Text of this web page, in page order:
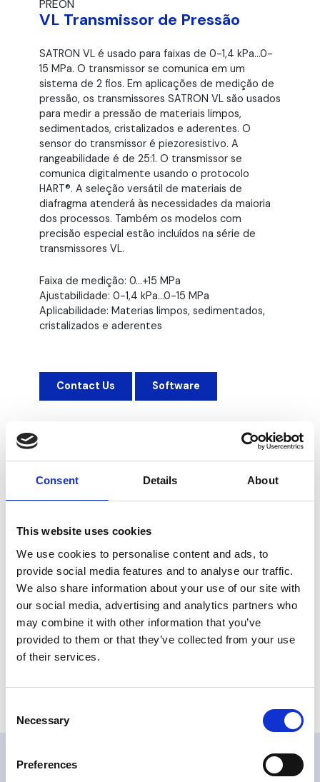
Consent Details About
This website uses cookies
We use cookies to personalise content and ads, to
provide social media features and to analyse our traffic.
We also share information about your use of our site with
our social media, advertising and analytics partners who
may combine it with other information that you’ve
provided to them or that they’ve collected from your use
of their services.
Selection
Necessary
Preferences
PREON
VL Transmissor de Pressão
SATRON VL é usado para faixas de 0-1,4 kPa…0-
15 MPa. O transmissor se comunica em um
sistema de 2 fios. Em aplicações de medição de
pressão, os transmissores SATRON VL são usados
para medir a pressão de materiais limpos,
sedimentados, cristalizados e aderentes. O
sensor do transmissor é piezoresistivo. A
rangeabilidade é de 25:1. O transmissor se
comunica digitalmente usando o protocolo
HART®. A seleção versátil de materiais de
diafragma atenderá às necessidades da maioria
dos processos. Também os modelos com
precisão especial estão incluídos na série de
transmissores VL.
Faixa de medição: 0…+15 MPa
Ajustabilidade: 0-1,4 kPa…0-15 MPa
Aplicabilidade: Materias limpos, sedimentados,
cristalizados e aderentes
Contact Us Software
Downloads
VL Datasheet_M4
Type: pdf | Size: 6,55 MB
VL Manual_M4
Type: pdf | Size: 2,38 MB